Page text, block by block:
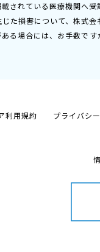
載されている医療機関へ受
た損害について、株式
る場合には、お手数です
利用規約 プライバシ